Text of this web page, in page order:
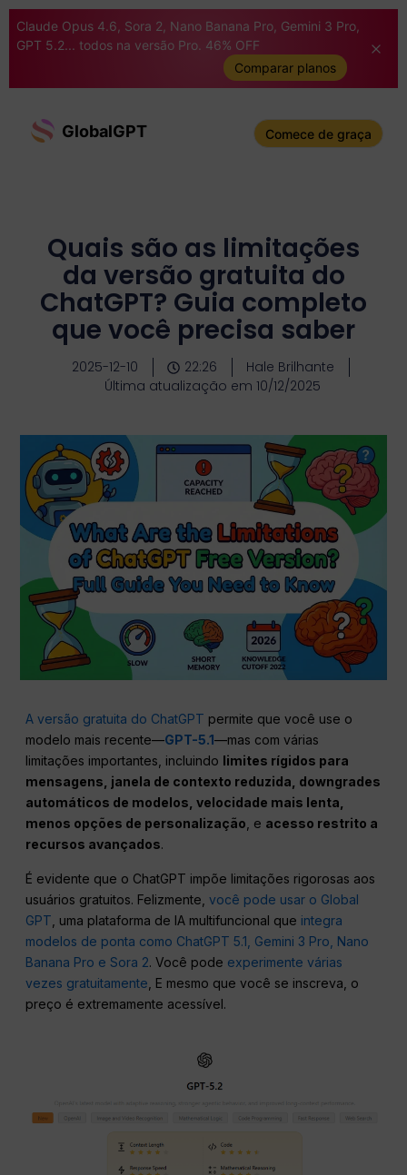
Claude Opus 4.6, Sora 2, Nano Banana Pro, Gemini 3 Pro,
GPT 5.2... todos na versão Pro. 46% OFF
Comparar planos
GlobalGPT Comece de graça
Quais são as limitações
da versão gratuita do
ChatGPT? Guia completo
que você precisa saber
2025-12-10 22:26
Hale Brilhante
Última atualização em 10/12/2025
A versão gratuita do ChatGPT permite que você use o
modelo mais recente—GPT-5.1—mas com várias
limitações importantes, incluindo limites rígidos para
mensagens, janela de contexto reduzida, downgrades
automáticos de modelos, velocidade mais lenta,
menos opções de personalização , e acesso restrito a
recursos avançados.
É evidente que o ChatGPT impõe limitações rigorosas aos
usuários gratuitos. Felizmente,você pode usar o Global
GPT , uma plataforma de IA multifuncional que integra
modelos de ponta como ChatGPT 5.1, Gemini 3 Pro, Nano
Banana Pro e Sora 2. Você pode experimente várias
vezes gratuitamente , E mesmo que você se inscreva, o
preço é extremamente acessível.